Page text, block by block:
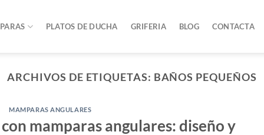
PLATOS DE DUCHA GRIFERIA BLOG CONTACTA
ARCHIVOS DE ETIQUETAS: BAÑOS PEQUEÑOS
MAMPARAS ANGULARES
mamparas angulares: diseño y